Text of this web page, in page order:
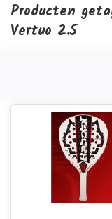
Producten
Vertuo 2.5